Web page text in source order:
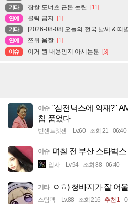
기타 찹쌀 도너츠 근본 논란 [11]
연예 클릭 금지 [1]
기타 [2026-08-08] 오늘의 전국 날씨 & 띠
연예 쯔위 움짤 [1]
이슈 이거 뭔 내용인지 아시는분 [3]
이슈 "삼전닉스에 악재?"
칩 품었다
빈센트멧젠 Lv.60 조회 21 06:40
이슈 며칠 전 부산 스타벅스
입사 Lv.94 조회 88 06:40
기타 ㅇㅎ) 청바지가 잘 어
스팀팩 Lv.88 조회 216 추천 1